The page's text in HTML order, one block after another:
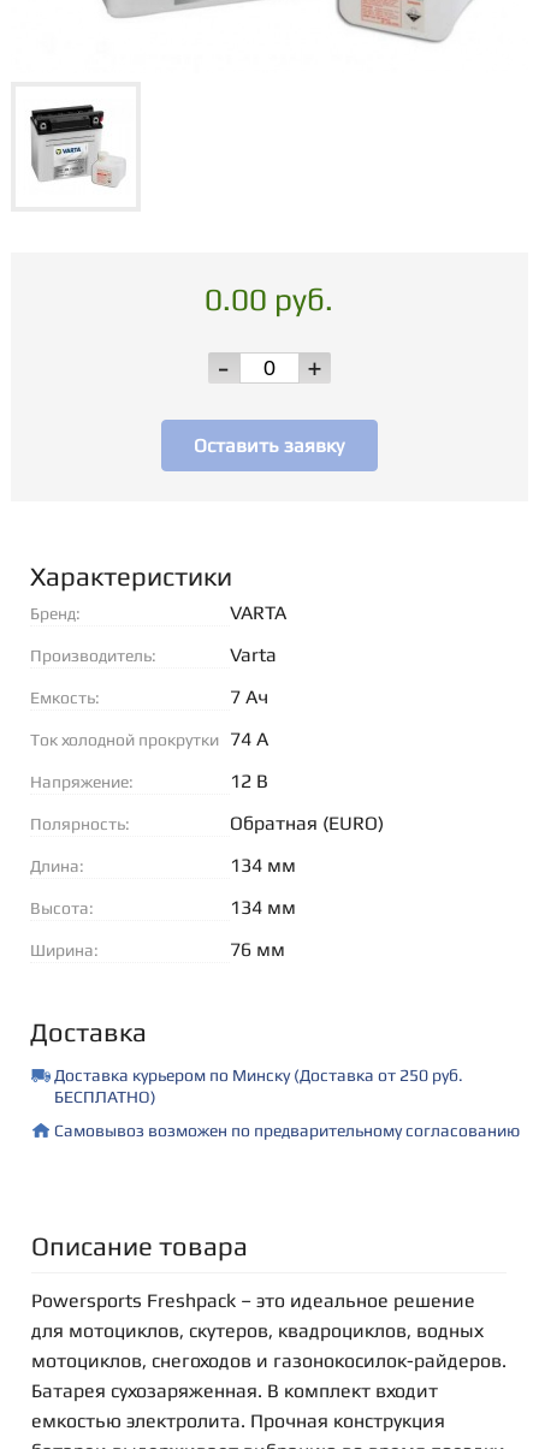
0.00 руб.
-
+
Оставить заявку
Характеристики
Бренд: VARTA
Производитель: Varta
Емкость: 7 Ач
Ток холодной прокрутки
74 А
Напряжение: 12 В
Полярность: Обратная (EURO)
Длина: 134 мм
Высота: 134 мм
Ширина: 76 мм
Доставка
Доставка курьером по Минску (Доставка от 250 руб.
БЕСПЛАТНО)
Самовывоз возможен по предварительному согласованию
Описание товара
Powersports Freshpack – это идеальное решение
для мотоциклов, скутеров, квадроциклов, водных
мотоциклов, снегоходов и газонокосилок-райдеров.
Батарея сухозаряженная. В комплект входит
емкостью электролита. Прочная конструкция